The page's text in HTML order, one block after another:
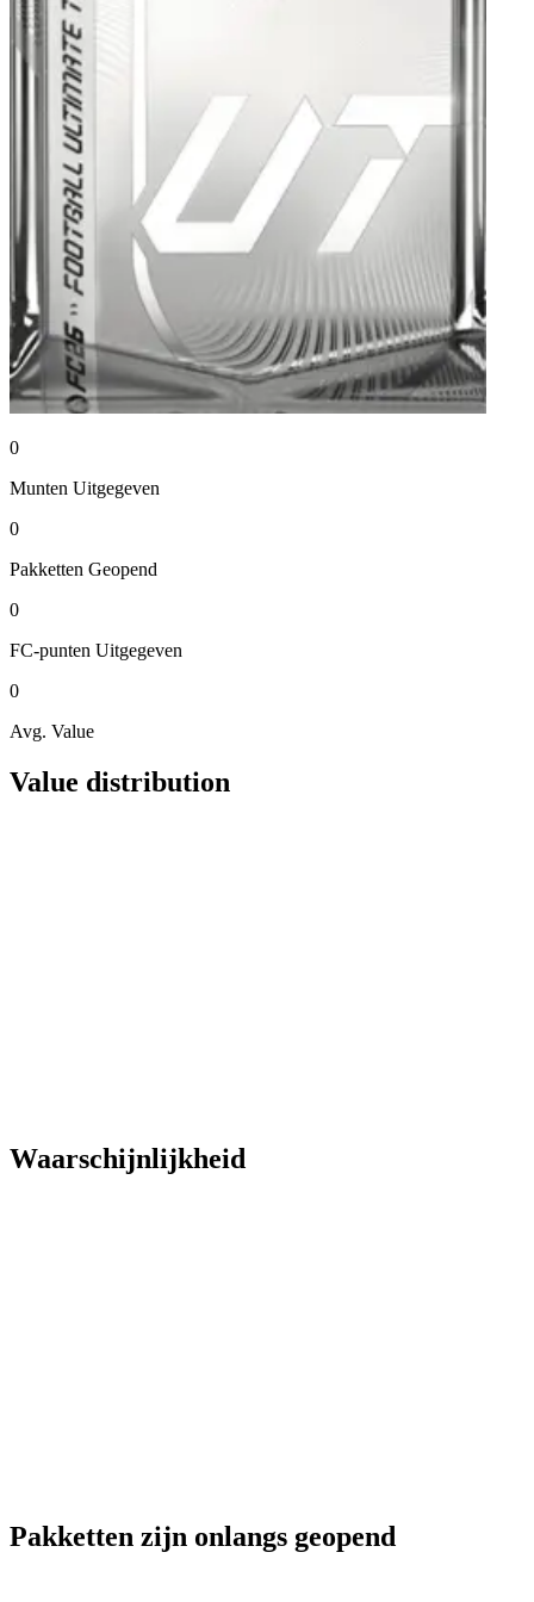
0
Munten Uitgegeven
0
Pakketten Geopend
0
FC-punten Uitgegeven
0
Avg. Value
Value distribution
Waarschijnlijkheid
Pakketten zijn onlangs geopend